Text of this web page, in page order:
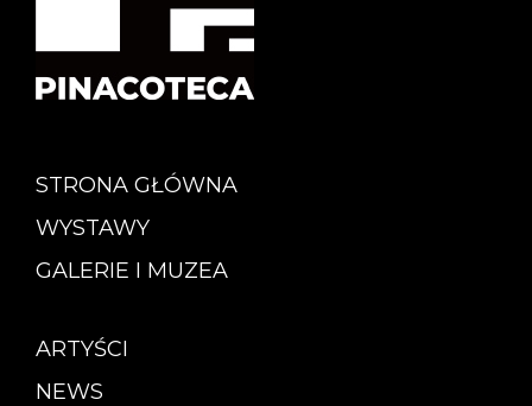
STRONA GŁÓWNA
WYSTAWY
GALERIE I MUZEA
ARTYŚCI
NEWS